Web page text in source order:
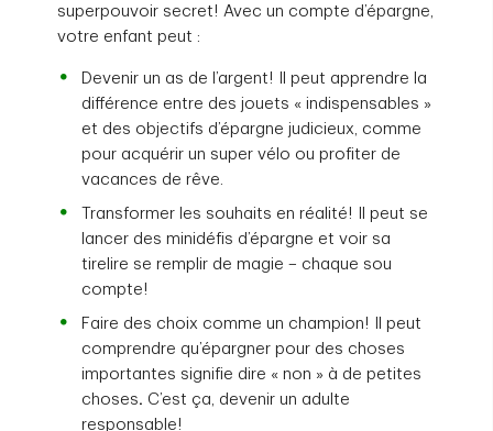
superpouvoir secret! Avec un compte d’épargne,
votre enfant peut :
Devenir un as de l’argent! Il peut apprendre la
différence entre des jouets « indispensables »
et des objectifs d’épargne judicieux, comme
pour acquérir un super vélo ou profiter de
vacances de rêve.
Transformer les souhaits en réalité! Il peut se
lancer des minidéfis d’épargne et voir sa
tirelire se remplir de magie – chaque sou
compte!
Faire des choix comme un champion! Il peut
comprendre qu’épargner pour des choses
importantes signifie dire « non » à de petites
choses. C’est ça, devenir un adulte
responsable!